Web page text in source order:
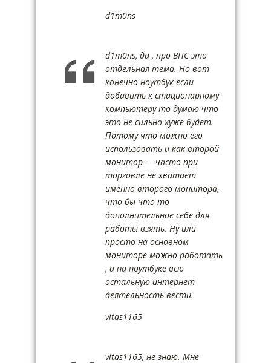
d1m0ns
d1m0ns, да , про ВПС это
отдельная тема. Но вот
конечно ноутбук если
добавить к стационарному
компьютеру то думаю что
это не сильно хуже будет.
Потому что можно его
использовать и как второй
монитор — часто при
торговле не хватает
именно второго монитора,
что бы что то
дополнительное себе для
работы взять. Ну или
просто на основном
мониторе можно работать
, а на ноутбуке всю
остальную интернет
деятельность вести.
vitas1165
vitas1165, не знаю. Мне